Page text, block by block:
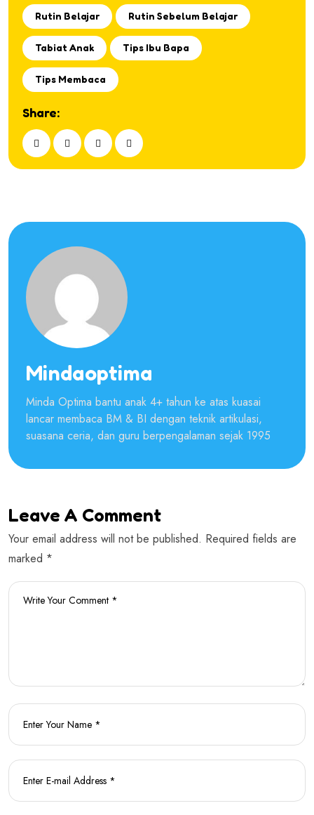
Rutin Belajar Rutin Sebelum Belajar
Tabiat Anak Tips Ibu Bapa
Tips Membaca
Share:
Mindaoptima
Minda Optima bantu anak 4+ tahun ke atas kuasai
lancar membaca BM & BI dengan teknik artikulasi,
suasana ceria, dan guru berpengalaman sejak 1995
Leave A Comment
Your email address will not be published. Required fields are
marked *